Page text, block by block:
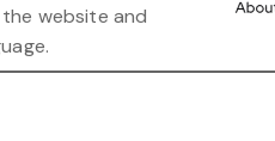
website and